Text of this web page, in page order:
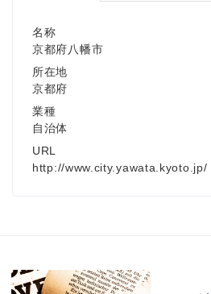
名称
京都府八幡市
所在地
京都府
業種
自治体
URL
http://www.city.yawata.kyoto.jp/